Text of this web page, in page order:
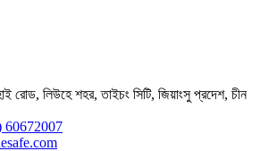
রোড, লিউহে শহর, তাইচং সিটি, জিয়াংসু প্রদেশ, চীন
60672007